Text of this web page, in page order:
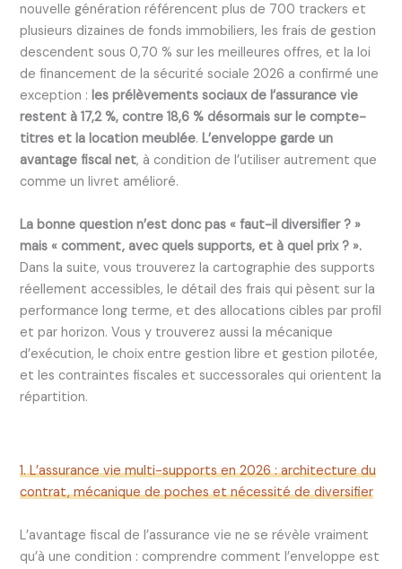
nouvelle génération référencent plus de 700 trackers et
plusieurs dizaines de fonds immobiliers, les frais de gestion
descendent sous 0,70 % sur les meilleures offres, et la loi
de financement de la sécurité sociale 2026 a confirmé une
exception :les prélèvements sociaux de l’assurance vie
restent à 17,2 %, contre 18,6 % désormais sur le compte-
titres et la location meublée.L’enveloppe garde un
avantage fiscal net, à condition de l’utiliser autrement que
comme un livret amélioré.
La bonne question n’est donc pas « faut-il diversifier ? »
mais « comment, avec quels supports, et à quel prix ? ».
Dans la suite, vous trouverez la cartographie des supports
réellement accessibles, le détail des frais qui pèsent sur la
performance long terme, et des allocations cibles par profil
et par horizon. Vous y trouverez aussi la mécanique
d’exécution, le choix entre gestion libre et gestion pilotée,
et les contraintes fiscales et successorales qui orientent la
répartition.
1. L’assurance vie multi-supports en 2026 : architecture du
contrat, mécanique de poches et nécessité de diversifier
L’avantage fiscal de l’assurance vie ne se révèle vraiment
qu’à une condition : comprendre comment l’enveloppe est